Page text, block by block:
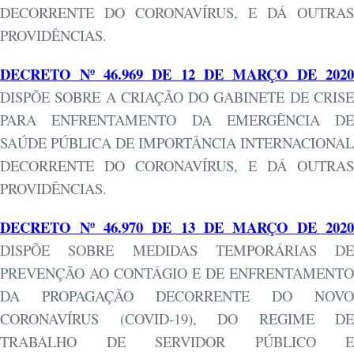
DECORRENTE DO CORONAVÍRUS, E DÁ OUTRAS
PROVIDÊNCIAS.
DECRETO Nº 46.969 DE 12 DE MARÇO DE 2020
DISPÕE SOBRE A CRIAÇÃO DO GABINETE DE CRISE
PARA ENFRENTAMENTO DA EMERGÊNCIA DE
SAÚDE PÚBLICA DE IMPORTÂNCIA INTERNACIONAL
DECORRENTE DO CORONAVÍRUS, E DÁ OUTRAS
PROVIDÊNCIAS.
DECRETO Nº 46.970 DE 13 DE MARÇO DE 2020
DISPÕE SOBRE MEDIDAS TEMPORÁRIAS DE
PREVENÇÃO AO CONTÁGIO E DE ENFRENTAMENTO
DA PROPAGAÇÃO DECORRENTE DO NOVO
CORONAVÍRUS (COVID-19), DO REGIME DE
TRABALHO DE SERVIDOR PÚBLICO E